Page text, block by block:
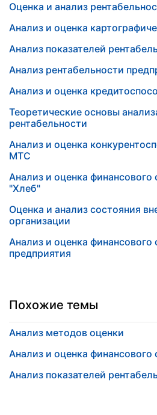
Оценка и анализ
Анализ и оценка
Анализ показателей
Анализ рентабельности
Анализ и оценка
Теоретические основы
рентабельности
Анализ и оценка
МТС
Анализ и оценка
"Хлеб"
Оценка и анализ состояния
организации
Анализ и оценка финансового
предприятия
Похожие темы
Анализ методов оценки
Анализ и оценка финансового
Анализ показателей